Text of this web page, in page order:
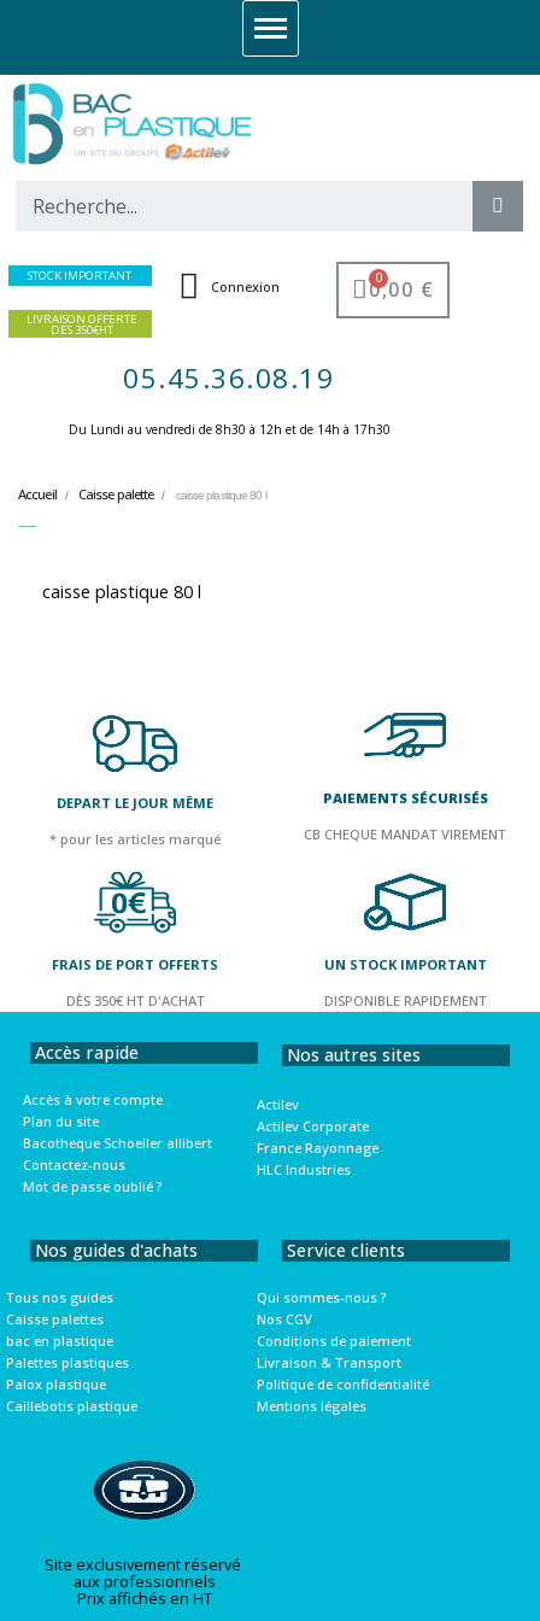
STOCK IMPORTANT
LIVRAISON OFFERTE
DES 350€HT
Connexion 0,00 €
05.45.36.08.19
Du Lundi au vendredi de 8h30 à 12h et de 14h à 17h30 ​
Accueil Caisse palette caisse plastique 80 l
caisse plastique 80 l
DEPART LE JOUR MÊME
* pour les articles marqué
PAIEMENTS SÉCURISÉS
CB CHEQUE MANDAT VIREMENT
FRAIS DE PORT OFFERTS
DÈS 350€ HT D'ACHAT
UN STOCK IMPORTANT
DISPONIBLE RAPIDEMENT
Accès rapide
Accès à votre compte
Plan du site
Bacotheque Schoeller allibert
Contactez-nous
Mot de passe oublié ?
Nos autres sites
Actilev
Actilev Corporate
France Rayonnage
HLC Industries
Nos guides d'achats
Tous nos guides
Caisse palettes
bac en plastique
Palettes plastiques
Palox plastique
Caillebotis plastique
Service clients
Qui sommes-nous ?
Nos CGV
Conditions de paiement
Livraison & Transport
Politique de confidentialité
Mentions légales
Site exclusivement réservé
aux professionnels
Prix affichés en HT